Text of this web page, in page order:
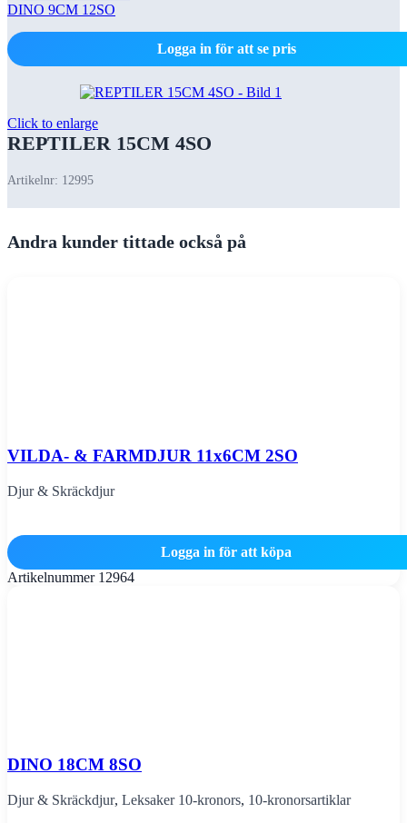
DINO 9CM 12SO
Logga in för att se pris
Click to enlarge
REPTILER 15CM 4SO
Artikelnr: 12995
Andra kunder tittade också på
VILDA- & FARMDJUR 11x6CM 2SO
Djur & Skräckdjur
Logga in för att köpa
Artikelnummer 12964
DINO 18CM 8SO
Djur & Skräckdjur, Leksaker 10-kronors, 10-kronorsartiklar